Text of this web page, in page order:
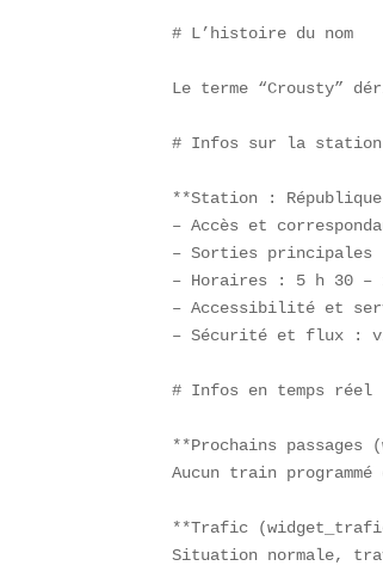
# L’histoire du nom
Le terme “Crousty”
# Infos sur la station
**Station :
– Accès et
– Sorties principales
– Horaires : 5 h 30 –
– Accessibilité et
– Sécurité et flux :
# Infos en temps réel
**Prochains
Aucun train
**Trafic
Situation normale,